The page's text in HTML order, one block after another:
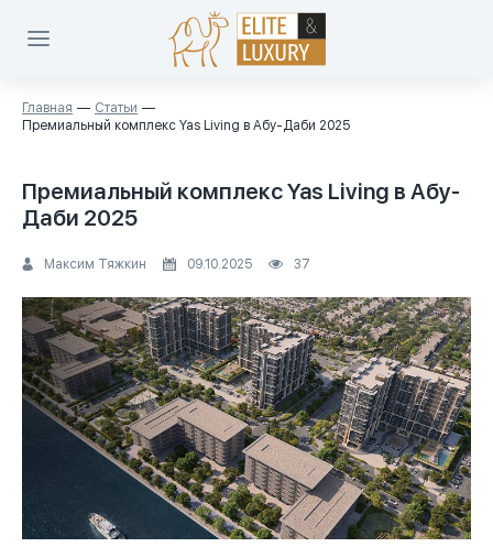
Главная
Статьи
Премиальный комплекс Yas Living в Абу-Даби 2025
Премиальный комплекс Yas Living в Абу-
Даби 2025
Максим Тяжкин 09.10.2025 37